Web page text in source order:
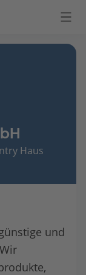
Haus
und